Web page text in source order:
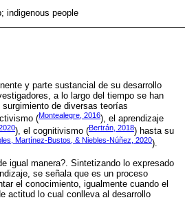
indigenous people
y parte sustancial de su desarrollo
a lo largo del tiempo se han
de diversas teorías
(Montealegre, 2016), el aprendizaje
), el cognitivismo (Bertrán, 2018) hasta su
Martínez-Bustos, & Niebles-Núñez, 2020).
igual manera?. Sintetizando lo expresado
se señala que es un proceso
el conocimiento, igualmente cuando el
actitud lo cual conlleva al desarrollo